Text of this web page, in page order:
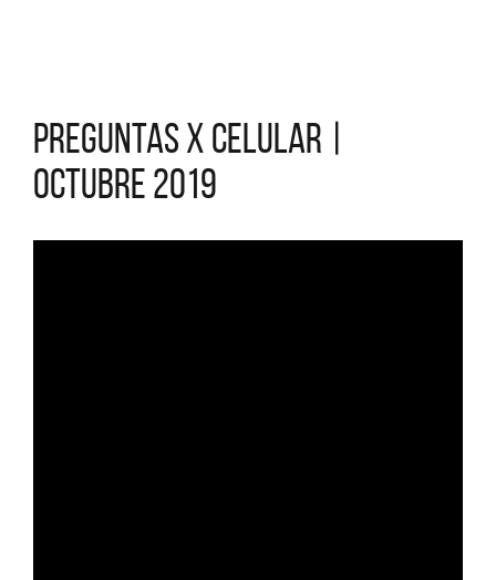
Preguntas x Celular |
Octubre 2019